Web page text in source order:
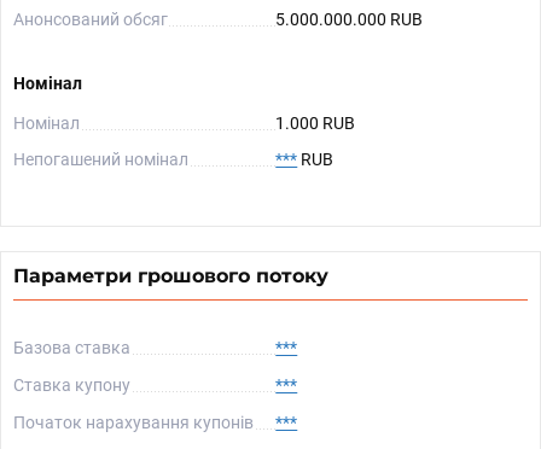
Анонсований обсяг 5.000.000.000 RUB
Номінал
Номінал
1.000 RUB
Непогашений номінал
*** RUB
Параметри грошового потоку
Базова ставка
***
Ставка купону
***
Початок нарахування купонів
***